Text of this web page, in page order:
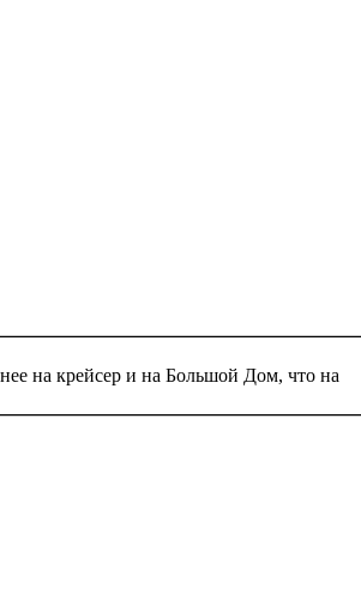
на крейсер и на Большой Дом, что на